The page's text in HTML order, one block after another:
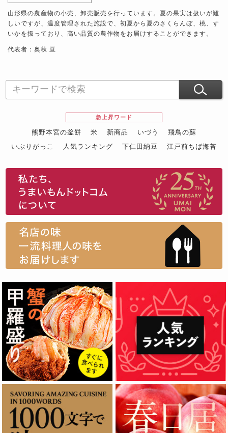
山形県の農産物の小売、卸売販売を行っています。夏の果実は扱いが難
しいですが、温度管理された施設で、初夏から夏のさくらんぼ、桃、す
いかを扱っており、高い品質の農作物をお届けすることができます。
代表者：奥秋 亘
急上昇ワード
熊野本宮の釜餅 米 新商品 いづう
飛鳥の蘇
いぶりがっこ
人気ランキング 下仁田納豆
江戸前ちば海苔